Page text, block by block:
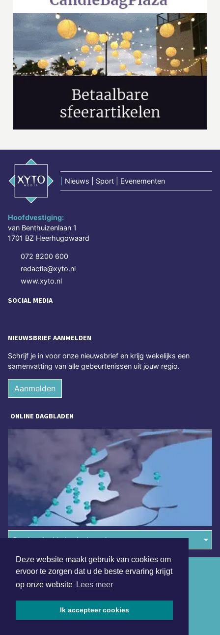
Deze website maakt gebruik van cookies om
ervoor te zorgen dat u de beste ervaring krijgt
op onze website Lees meer
Ik accepteer cookies
Nieuws | Sport | Evenementen
Hoofdvestiging:
van Benthuizenlaan 1
1701 BZ Heerhugowaard
072 8200 600
redactie@xyto.nl
www.xyto.nl
SOCIAL MEDIA
NIEUWSBRIEF AANMELDEN
Schrijf je in voor onze nieuwsbrief en krijg wekelijks een
samenvatting van alle gebeurtenissen uit jouw regio.
Aanmelden
ONLINE DAGBLADEN
Overige dagbladen in de regio
Algemene voorwaarden
Disclaimer